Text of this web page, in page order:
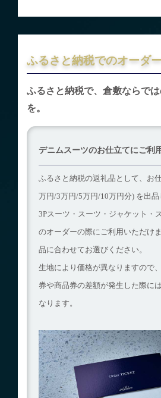
ふるさと納税でのオーダー
ふるさと納税で、倉敷ならで
を。
デニムスーツのお仕立てにご利
ふるさと納税の返礼品として、 お
万円/3万円/5万円/10万円分) を出品
3Pスーツ・スーツ・ジャケット・
のオーダーの際にご利用いただけ
品に合わせてお選びください。
生地により価格が異なりますので、
券や商品券の差額が発生した際に
なります。